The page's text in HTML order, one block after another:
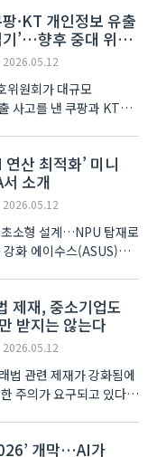
심 고취가 필요한
기업중앙회는 12일
업중앙회관에서 ..
·KT 개인정보 유출
기’…향후 중대 위반
과징금
2026.05.12
위원회가 대규모
사고를 낸 쿠팡과 KT에
처벌 위주였던 개인정보
전 예방 중심으로 전면
중대·반복적 위..
연산 최적화’ 미니
소개
2026.05.12
소형 설계…NPU 탑재로
가
조명 전시회, 코바)’에
‘ASUS NUC 16
Pro’를 출품했다. 제..
제재, 중소기업도
받지는 않는다
2026.05.12
법 관련 제재가 강화됨에
주의가 요구되고 있다.
도 공정거래법 위반으로
개막…AI가